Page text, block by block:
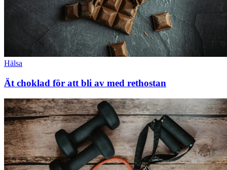
Hälsa
Ät choklad för att bli av med rethostan